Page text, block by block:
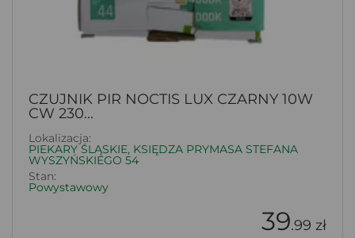
CZUJNIK PIR NOCTIS LUX CZARNY 10W
CW 230...
Lokalizacja:
PIEKARY ŚLĄSKIE, KSIĘDZA PRYMASA STEFANA
WYSZYŃSKIEGO 54
Stan:
Powystawowy
39.99 zł